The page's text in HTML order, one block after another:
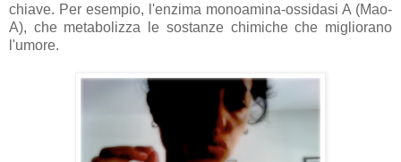
chiave. Per esempio, l'enzima monoamina-ossidasi A (Mao-
A), che metabolizza le sostanze chimiche che migliorano
l'umore.